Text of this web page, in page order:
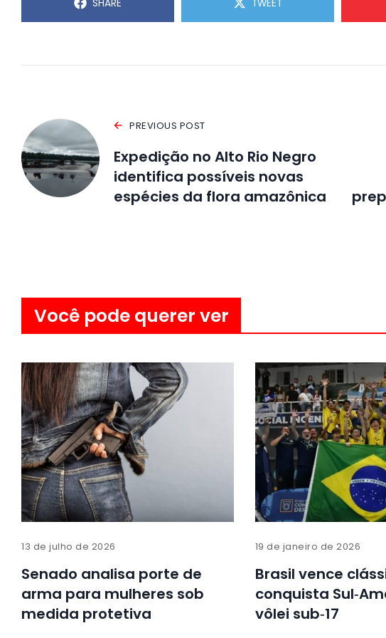
SHARE TWEET
PREVIOUS POST
Expedição no Alto Rio Negro
identifica possíveis novas
espécies da flora amazônica
Você pode querer ver
13 de julho de 2026
Senado analisa porte de
arma para mulheres sob
medida protetiva
19 de janeiro de 2026
Brasil vence
conquista
vôlei sub‑17